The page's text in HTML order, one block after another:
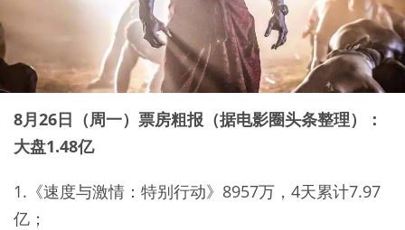
​8月26日（周一）票房粗报（据电影圈头条整理）：
大盘1.48亿
1.《速度与激情：特别行动》8957万，4天累计7.97
亿；